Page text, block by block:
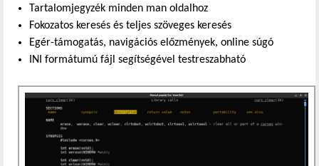
Tartalomjegyzék minden man oldalhoz
Fokozatos keresés és teljes szöveges keresés
Egér-támogatás, navigációs előzmények, online súgó
INI formátumú fájl segítségével testreszabható